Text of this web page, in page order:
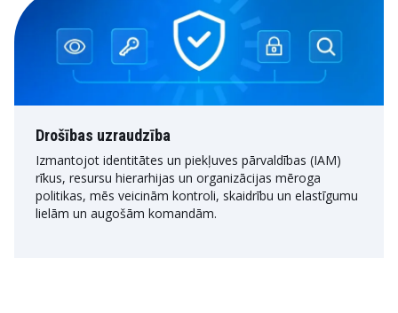
Drošības uzraudzība
Izmantojot identitātes un piekļuves pārvaldības (IAM)
rīkus, resursu hierarhijas un organizācijas mēroga
politikas, mēs veicinām kontroli, skaidrību un elastīgumu
lielām un augošām komandām.